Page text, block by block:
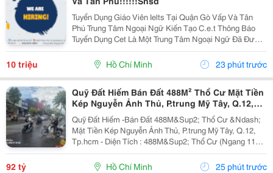
Tuyển Dụng Giáo Viên Ielts Tại Quận Gò Vấp Và Tân
Phú Trung Tâm Ngoại Ngữ Kiến Tạo C.e.t Thông Báo
Tuyển Dụng Cet Là Một Trung Tâm Ngoại Ngữ Đã Được
Thành Lập 16 Năm Chuyên Về Chương Trình Anh Văn
Học Thuật Ielts &Ndash; Toefl Ibt. Trung Tâm...
10 triệu Hồ Chí Minh 23 phút trước
Quỹ Đất Hiếm Bán Đất 488M² Thổ Cư Mặt Tiền
Kép Nguyễn Ảnh Thủ, P.trung Mỹ Tây, Q.12,
Tp.hcm
Quỹ Đất Hiếm -Bán Đất 488M&Sup2; Thổ Cư &Ndash;
Mặt Tiền Kép Nguyễn Ảnh Thủ, P.trung Mỹ Tây, Q.12,
Tp.hcm - Diện Tích : 488M&Sup2; Thổ Cư (Ngang 11M
X 45M) - Giá Bán : 92 Tỷ (Thương Lượng) Mặt Tiền Kép
Nguyễn Ảnh Thủ, Mặt Sau Thông Ra Đường...
92 tỷ Hồ Chí Minh 25 phút trước